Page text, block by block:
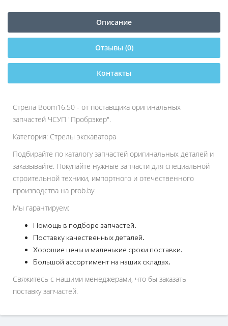
Описание
Отзывы (0)
Контакты
Стрела Boom16.50 - от поставщика оригинальных
запчастей ЧСУП "Пробрэкер".
Категория: Стрелы экскаватора
Подбирайте по каталогу запчастей оригинальных деталей и
заказывайте. Покупайте нужные запчасти для специальной
строительной техники, импортного и отечественного
производства на prob.by
Мы гарантируем:
Помощь в подборе запчастей.
Поставку качественных деталей.
Хорошие цены и маленькие сроки поставки.
Большой ассортимент на наших складах.
Свяжитесь с нашими менеджерами, что бы заказать
поставку запчастей.